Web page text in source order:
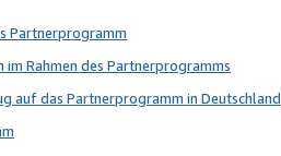
Partnerprogramm
Rahmen des Partnerprogramms
auf das Partnerprogramm in Deutschland